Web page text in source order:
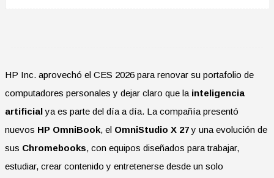
HP Inc. aprovechó el CES 2026 para renovar su portafolio de
computadores personales y dejar claro que la inteligencia
artificialya es parte del día a día. La compañía presentó
nuevos HP OmniBook, el OmniStudio X 27y una evolución de
sus Chromebooks, con equipos diseñados para trabajar,
estudiar, crear contenido y entretenerse desde un solo